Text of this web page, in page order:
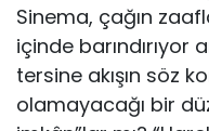
Sinema, çağın
içinde ba­rındırıyor
tersine akışın söz
olamayacağı bir